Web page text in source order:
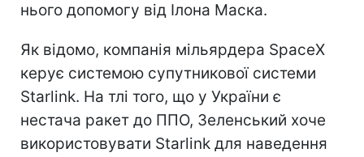
нього допомогу від Ілона Маска.
Як відомо, компанія мільярдера SpaceX
керує системою супутникової системи
Starlink. На тлі того, що у України є
нестача ракет до ППО, Зеленський хоче
використовувати Starlink для наведення